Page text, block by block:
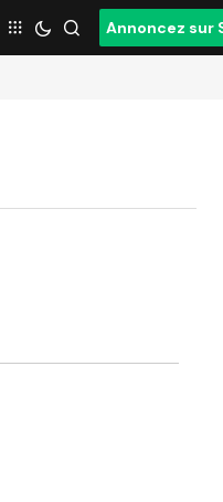
Annoncez sur